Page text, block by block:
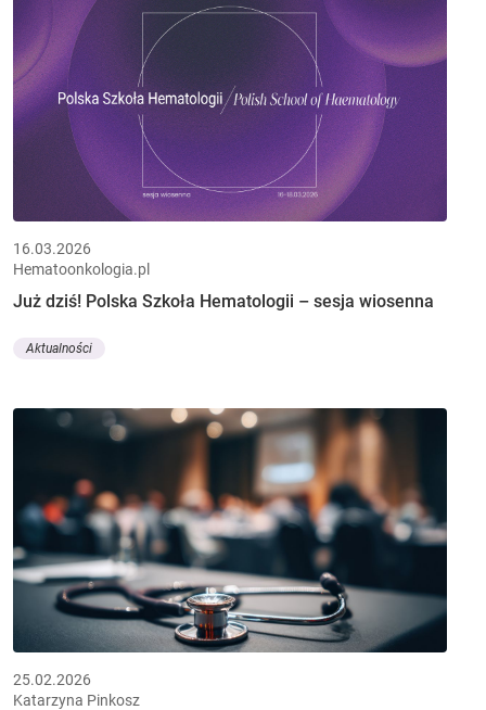
16.03.2026
Hematoonkologia.pl
Już dziś! Polska Szkoła Hematologii – sesja wiosenna
Aktualności
25.02.2026
Katarzyna Pinkosz